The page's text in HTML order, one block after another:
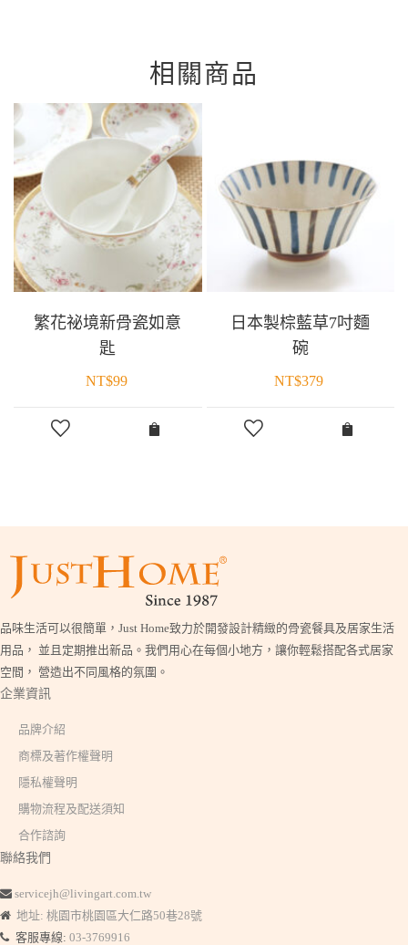
相關商品
繁花祕境新骨瓷如意
匙
NT$99
日本製棕藍草7吋麵
碗
NT$379
品味生活可以很簡單，Just Home致力於開發設計精緻的骨瓷餐具及居家生活
用品， 並且定期推出新品。我們用心在每個小地方，讓你輕鬆搭配各式居家
空間， 營造出不同風格的氛圍。
企業資訊
品牌介紹
商標及著作權聲明
隱私權聲明
購物流程及配送須知
合作諮詢
聯絡我們
servicejh@livingart.com.tw
地址: 桃園市桃園區大仁路50巷28號
客服專線: 03-3769916